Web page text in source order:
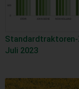
Standardtraktoren-
Juli 2023